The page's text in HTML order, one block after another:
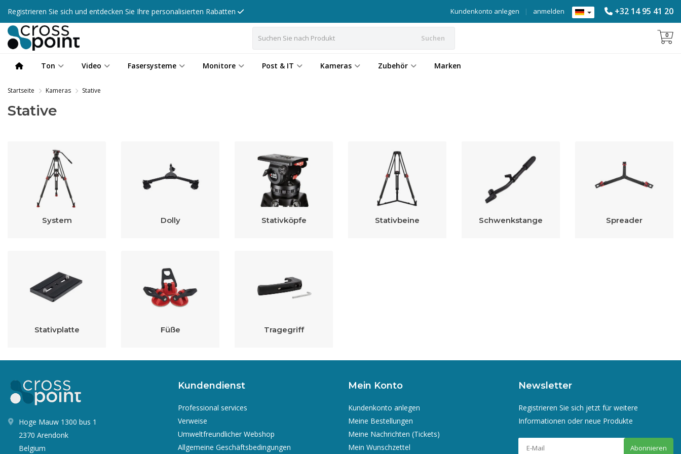
Registrieren Sie sich und entdecken Sie Ihre personalisierten Rabatten +32 14 95 41 20
anmelden
|
Kundenkonto anlegen
Suchen 0
Ton Video Fasersysteme Monitore Post & IT Kameras Zubehör Marken
Startseite Kameras Stative
Stative
System Dolly Stativköpfe Stativbeine Schwenkstange Spreader
Stativplatte Füße Tragegriff
Hoge Mauw 1300 bus 1
2370 Arendonk
Belgium
Kundendienst
Professional services
Verweise
Umweltfreundlicher Webshop
Allgemeine Geschäftsbedingungen
Mein Konto
Kundenkonto anlegen
Meine Bestellungen
Meine Nachrichten (Tickets)
Mein Wunschzettel
Newsletter
Registrieren Sie sich jetzt für weitere
Informationen oder neue Produkte
Abonnieren